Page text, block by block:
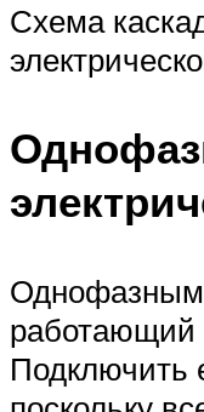
Схема
Однофазным
работающий
Подключить